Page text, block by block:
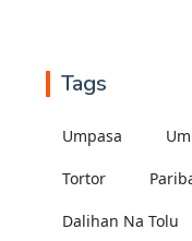
Tags
Umpasa
Tortor
Dalihan Na Tolu